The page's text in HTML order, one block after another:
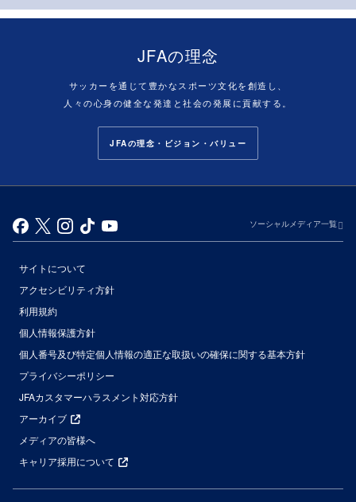
JFAの理念
サッカーを通じて豊かなスポーツ文化を創造し、
人々の心身の健全な発達と社会の発展に貢献する。
JFAの理念・ビジョン・バリュー
ソーシャルメディア一覧
サイトについて
アクセシビリティ方針
利用規約
個人情報保護方針
個人番号及び特定個人情報の適正な取扱いの確保に関する基本方針
プライバシーポリシー
JFAカスタマーハラスメント対応方針
アーカイブ
メディアの皆様へ
キャリア採用について